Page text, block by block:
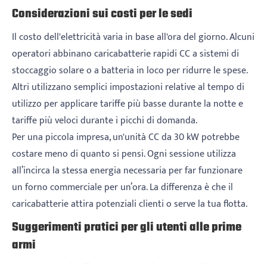
Considerazioni sui costi per le sedi
Il costo dell'elettricità varia in base all'ora del giorno. Alcuni
operatori abbinano caricabatterie rapidi CC a sistemi di
stoccaggio solare o a batteria in loco per ridurre le spese.
Altri utilizzano semplici impostazioni relative al tempo di
utilizzo per applicare tariffe più basse durante la notte e
tariffe più veloci durante i picchi di domanda.
Per una piccola impresa, un'unità CC da 30 kW potrebbe
costare meno di quanto si pensi. Ogni sessione utilizza
all’incirca la stessa energia necessaria per far funzionare
un forno commerciale per un’ora. La differenza è che il
caricabatterie attira potenziali clienti o serve la tua flotta.
Suggerimenti pratici per gli utenti alle prime
armi